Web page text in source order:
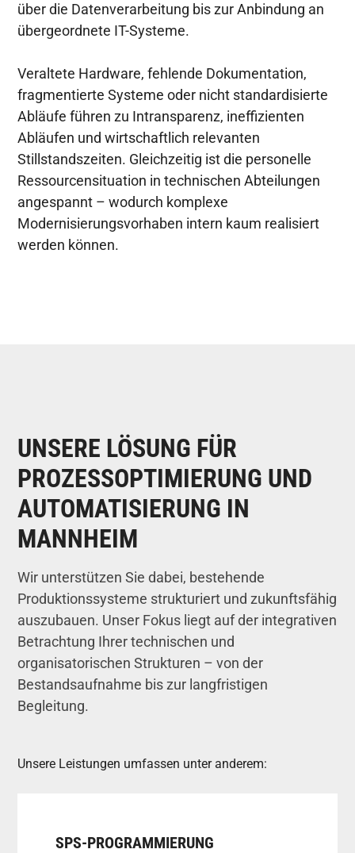
über die Datenverarbeitung bis zur Anbindung an
übergeordnete IT-Systeme.
Veraltete Hardware, fehlende Dokumentation,
fragmentierte Systeme oder nicht standardisierte
Abläufe führen zu Intransparenz, ineffizienten
Abläufen und wirtschaftlich relevanten
Stillstandszeiten. Gleichzeitig ist die personelle
Ressourcensituation in technischen Abteilungen
angespannt – wodurch komplexe
Modernisierungsvorhaben intern kaum realisiert
werden können.
UNSERE LÖSUNG FÜR
PROZESSOPTIMIERUNG UND
AUTOMATISIERUNG IN
MANNHEIM
Wir unterstützen Sie dabei, bestehende
Produktionssysteme strukturiert und zukunftsfähig
auszubauen. Unser Fokus liegt auf der integrativen
Betrachtung Ihrer technischen und
organisatorischen Strukturen – von der
Bestandsaufnahme bis zur langfristigen
Begleitung.
Unsere Leistungen umfassen unter anderem:
SPS-PROGRAMMIERUNG